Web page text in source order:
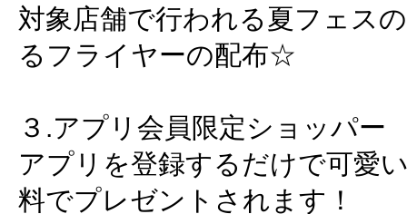
対象店舗で行われる夏フェス
るフライヤーの配布☆
３.アプリ会員限定ショッパー
アプリを登録するだけで可愛
料でプレゼントされます！